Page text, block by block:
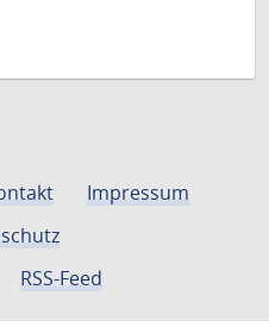
Impressum
RSS-Feed